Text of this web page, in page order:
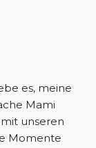
es, meine
Mami
unseren
Momente